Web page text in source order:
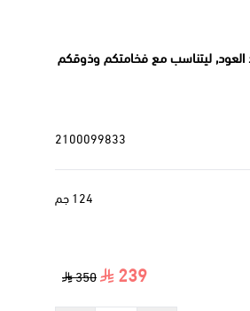
ليتناسب مع فخامتكم وذوقكم
2100099833
124 جم
239
350